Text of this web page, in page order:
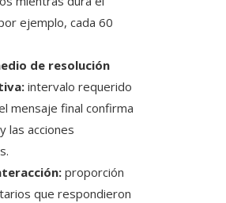
ejemplo, cada 60
de resolución
intervalo requerido
mensaje final confirma
las acciones
proporción
que respondieron